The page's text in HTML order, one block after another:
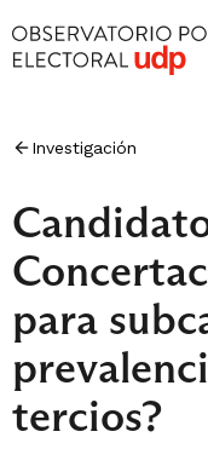
Investigación
para
tercios?